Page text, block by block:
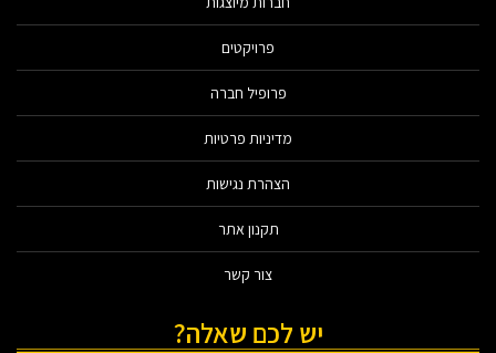
פרויקטים
פרופיל חברה
מדיניות פרטיות
הצהרת נגישות
תקנון אתר
צור קשר
יש לכם שאלה?